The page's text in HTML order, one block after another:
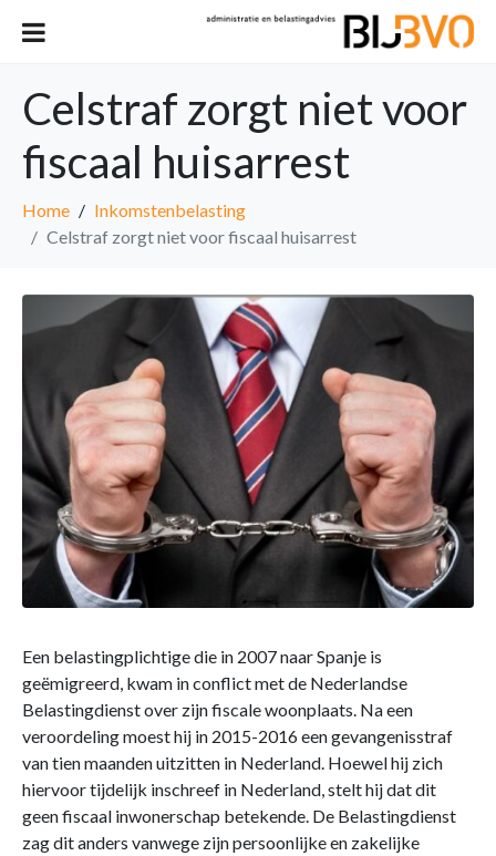
Celstraf zorgt niet voor
fiscaal huisarrest
Home
Inkomstenbelasting
Celstraf zorgt niet voor fiscaal huisarrest
Een belastingplichtige die in 2007 naar Spanje is
geëmigreerd, kwam in conflict met de Nederlandse
Belastingdienst over zijn fiscale woonplaats. Na een
veroordeling moest hij in 2015-2016 een gevangenisstraf
van tien maanden uitzitten in Nederland. Hoewel hij zich
hiervoor tijdelijk inschreef in Nederland, stelt hij dat dit
geen fiscaal inwonerschap betekende. De Belastingdienst
zag dit anders vanwege zijn persoonlijke en zakelijke